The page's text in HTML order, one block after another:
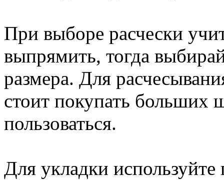
При выборе расчески
выпрямить, тогда
размера. Для
стоит покупать больших
пользоваться.
Для укладки используйте